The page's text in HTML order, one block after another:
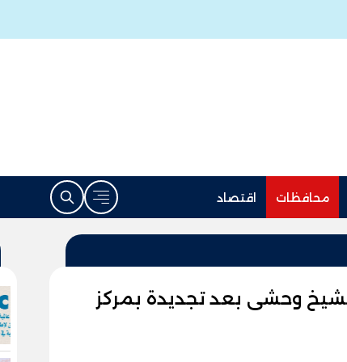
محافظات اقتصاد
وحشى بعد تجديدة بمركز